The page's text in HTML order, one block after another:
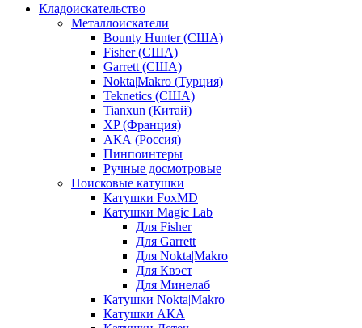
Кладоискательство
Металлоискатели
Bounty Hunter (США)
Fisher (США)
Garrett (США)
Nokta|Makro (Турция)
Teknetics (США)
Tianxun (Китай)
XP (Франция)
АКА (Россия)
Пинпоинтеры
Ручные досмотровые
Поисковые катушки
Катушки FoxMD
Катушки Magic Lab
Для Fisher
Для Garrett
Для Nokta|Makro
Для Квэст
Для Минелаб
Катушки Nokta|Makro
Катушки АКА